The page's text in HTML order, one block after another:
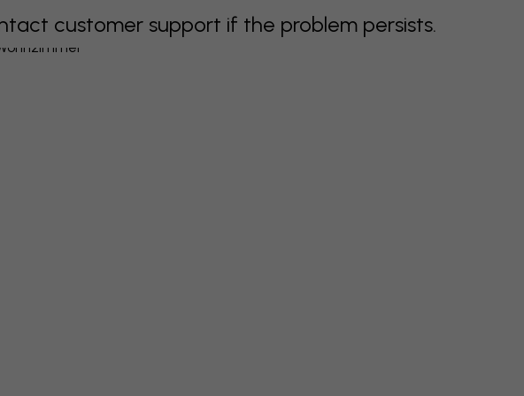
customer support if the problem persists.